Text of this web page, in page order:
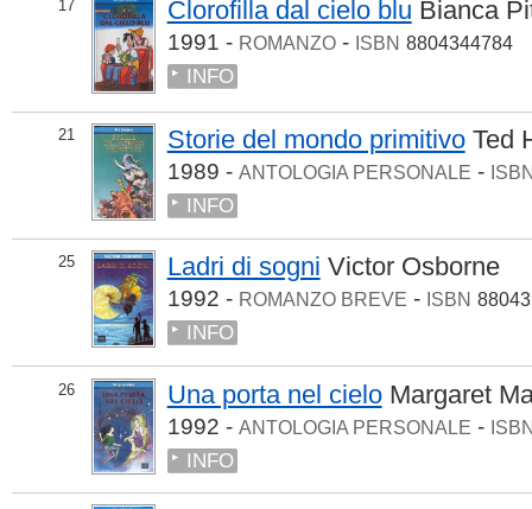
17 Clorofilla dal cielo blu Bianca
1991 - ROMANZO- ISBN 8804344784
INFO
21 Storie del mondo primitivo Ted
1989 - ANTOLOGIA PERSONALE -
INFO
25 Ladri di sogni Victor Osborne
1992 - ROMANZO BREVE - ISBN
INFO
26 Una porta nel cielo Margaret
1992 - ANTOLOGIA PERSONALE -
INFO